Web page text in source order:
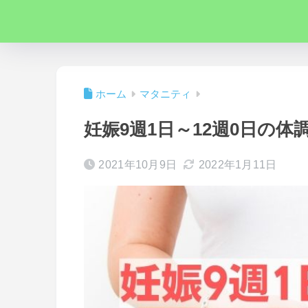
ホーム マタニティ
妊娠9週1日～12週0日の体
2021年10月9日 2022年1月11日